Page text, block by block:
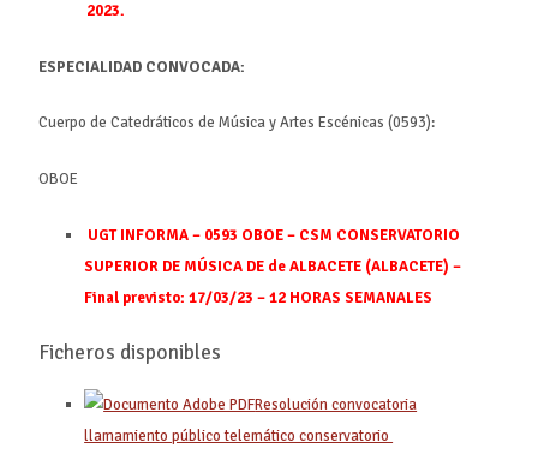
2023.
ESPECIALIDAD CONVOCADA:
Cuerpo de Catedráticos de Música y Artes Escénicas (0593):
OBOE
UGT INFORMA – 0593 OBOE – CSM CONSERVATORIO
SUPERIOR DE MÚSICA DE de ALBACETE (ALBACETE) –
Final previsto: 17/03/23 – 12 HORAS SEMANALES
Ficheros disponibles
Resolución convocatoria
llamamiento público telemático conservatorio